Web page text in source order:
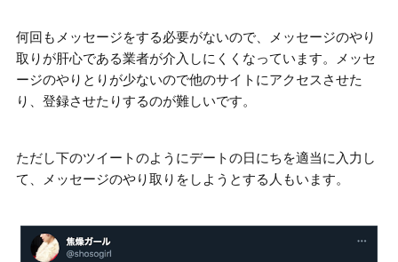
何回もメッセージをする必要がないので、メッセージのやり
取りが肝心である業者が介入しにくくなっています。メッセ
ージのやりとりが少ないので他のサイトにアクセスさせた
り、登録させたりするのが難しいです。
ただし下のツイートのようにデートの日にちを適当に入力し
て、メッセージのやり取りをしようとする人もいます。